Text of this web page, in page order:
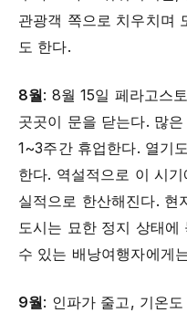
관광객 쪽으로 치우치며
도 한다.
8월: 8월 15일 페라고스
곳곳이 문을 닫는다. 많
1~3주간 휴업한다. 열기
한다. 역설적으로 이 시
실적으로 한산해진다. 현
도시는 묘한 정지 상태에
수 있는 배낭여행자에게
9월: 인파가 줄고, 기온